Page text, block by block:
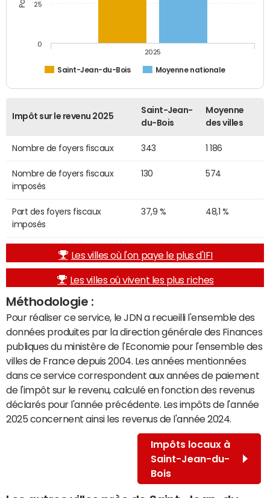
Saint-Jean-du-Bois Moyenne nationale
2025
0
25
Impôt sur le revenu 2025
Saint-Jean-
du-Bois
Moyenne
des villes
Nombre de foyers fiscaux 343 1 186
Nombre de foyers fiscaux
imposés
130 574
Part des foyers fiscaux
imposés
37,9 % 48,1 %
Les villes où l'on paye le plus d'IFI
Les villes où vivent les plus riches
Méthodologie :
Pour réaliser ce service, le JDN a recueilli l'ensemble des
données produites par la direction générale des Finances
publiques du ministère de l'Economie pour l'ensemble des
villes de France depuis 2004. Les années mentionnées
dans ce service correspondent aux années de paiement
de l'impôt sur le revenu, calculé en fonction des revenus
déclarés pour l'année précédente. Les impôts de l'année
2025 concernent ainsi les revenus de l'année 2024.
Impôts locaux à
Saint-Jean-du-
Bois